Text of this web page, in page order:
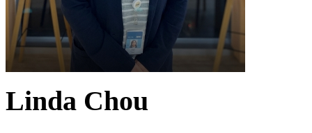
Linda Chou